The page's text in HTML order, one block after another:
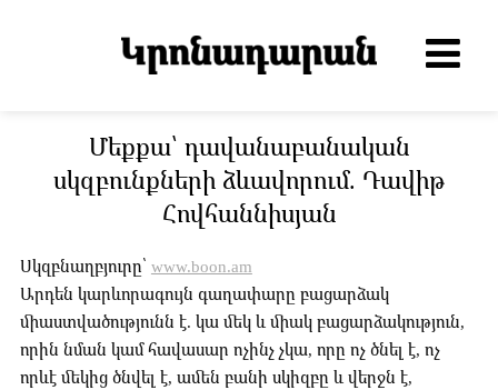
Մեքքա՝ դավանաբանական
սկզբունքների ձևավորում. Դավիթ
Հովհաննիսյան
Սկզբնաղբյուրը՝ www.boon.am
Արդեն կարևորագույն գաղափարը բացարձակ
միաստվածությունն է. կա մեկ և միակ բացարձակություն,
որին նման կամ հավասար ոչինչ չկա, որը ոչ ծնել է, ոչ
որևէ մեկից ծնվել է, ամեն բանի սկիզբը և վերջն է,